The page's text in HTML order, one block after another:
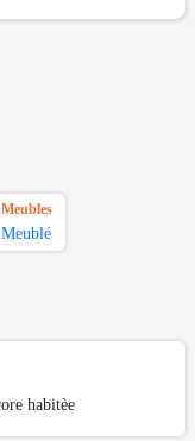
Meubles
Meublé
habitèe